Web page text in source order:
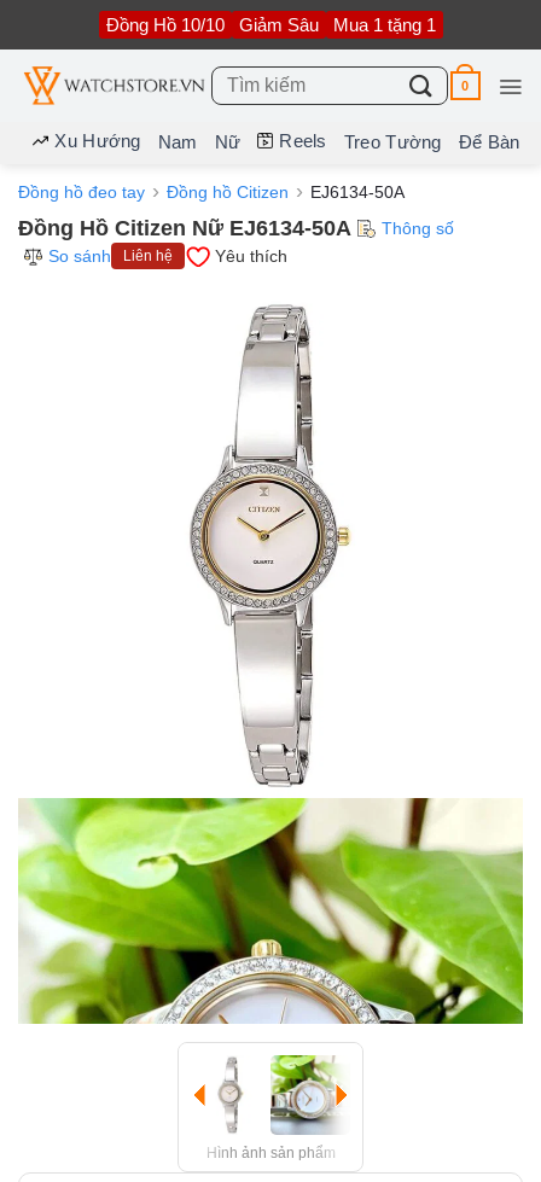
nội
dung
Đồng Hồ 10/10 Giảm Sâu Mua 1 tặng 1
Tìm
kiếm:
0
Xu Hướng Nam Nữ Reels Treo Tường Để Bàn
Đồng hồ đeo tay Đồng hồ Citizen EJ6134-50A
Đồng Hồ Citizen Nữ EJ6134-50A
Thông số
So sánh
Liên hệ Yêu thích
Hình ảnh sản phẩm